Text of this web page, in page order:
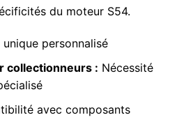
du moteur S54.
unique personnalisé
collectionneurs : Nécessité
avec composants